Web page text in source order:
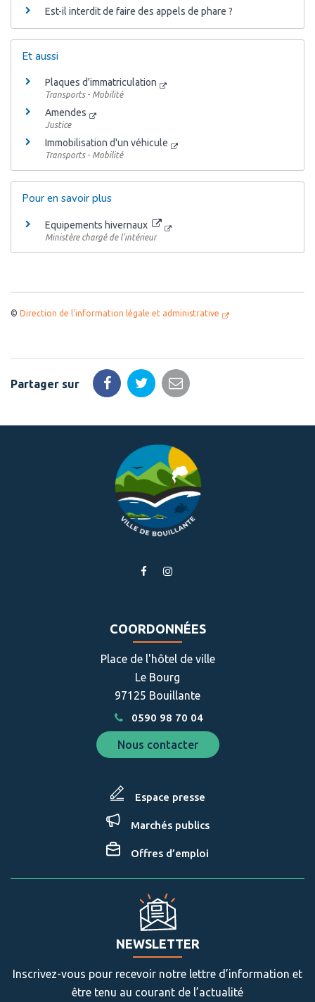
Est-il interdit de faire des appels de phare ?
Et aussi
Plaques d'immatriculation
Transports - Mobilité
Amendes
Justice
Immobilisation d'un véhicule
Transports - Mobilité
Pour en savoir plus
Equipements hivernaux
Ministère chargé de l'intérieur
© Direction de l'information légale et administrative
Partager sur
PartagerPartagerPartager
Lien
compte
Facebook
compte
Instagram
COORDONNÉES
Place de l'hôtel de ville
Le Bourg
97125 Bouillante
0590 98 70 04
Nous contacter
Espace presse
Marchés publics
Offres d’emploi
NEWSLETTER
Inscrivez-vous pour recevoir notre lettre d’information et
être tenu au courant de l’actualité